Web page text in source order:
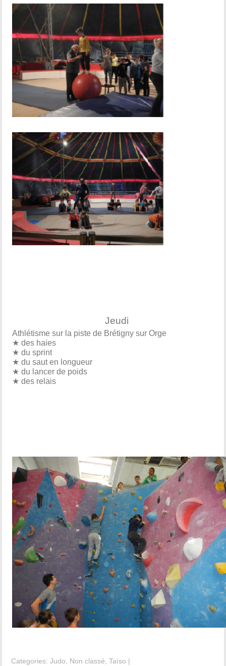
Jeudi
Athlétisme sur la piste de Brétigny sur Orge
★ des haies
★ du sprint
★ du saut en longueur
★ du lancer de poids
★ des relais
Categories:Judo Non classé ,Taïso |